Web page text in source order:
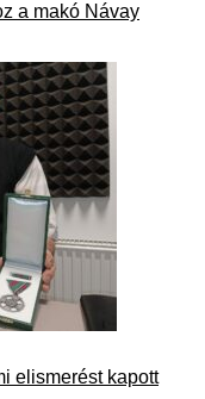
a makó Návay
elismerést kapott